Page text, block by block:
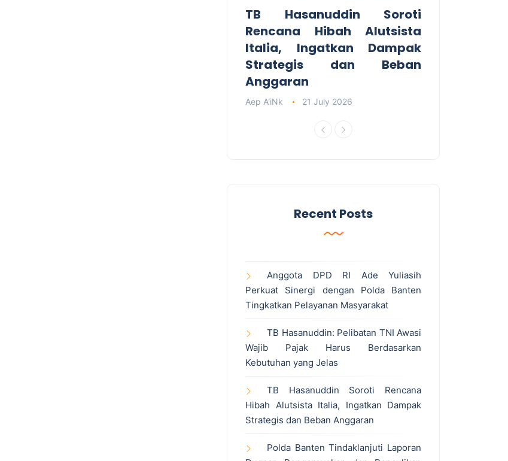
TB Hasanuddin Soroti
Rencana Hibah Alutsista
Italia, Ingatkan Dampak
Strategis dan Beban
Anggaran
Aep A'iNk 21 July 2026
Recent Posts
Anggota DPD RI Ade Yuliasih
Perkuat Sinergi dengan Polda Banten
Tingkatkan Pelayanan Masyarakat
TB Hasanuddin: Pelibatan TNI Awasi
Wajib Pajak Harus Berdasarkan
Kebutuhan yang Jelas
TB Hasanuddin Soroti Rencana
Hibah Alutsista Italia, Ingatkan Dampak
Strategis dan Beban Anggaran
Polda Banten Tindaklanjuti Laporan